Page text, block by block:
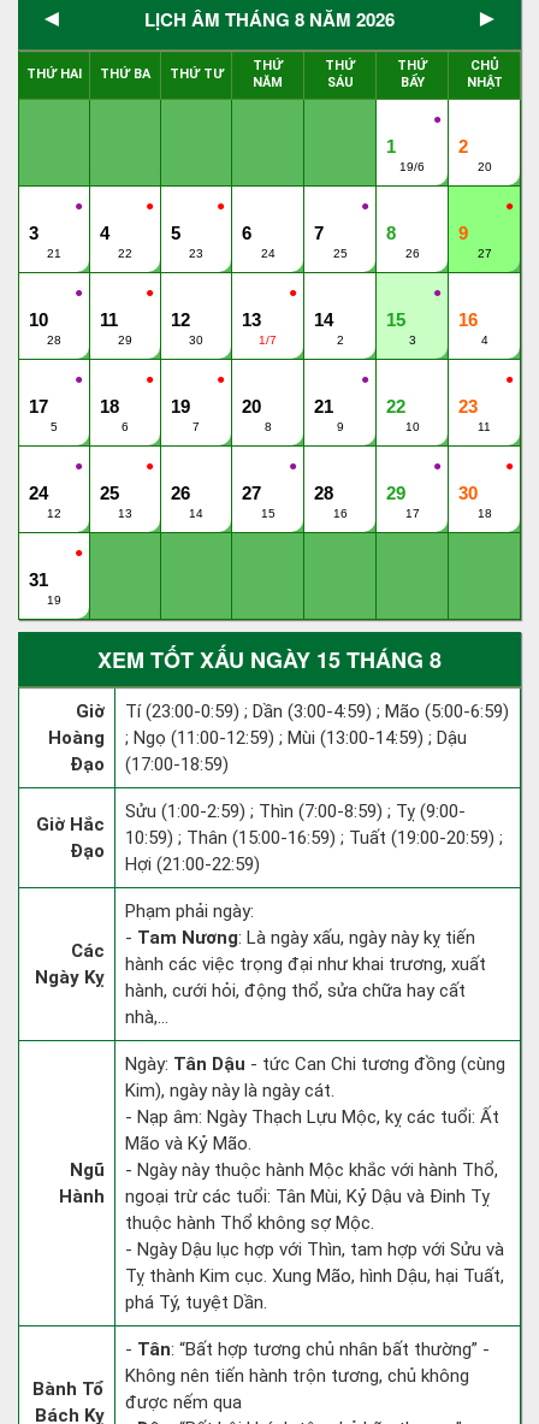
◄ LỊCH ÂM THÁNG 8 NĂM 2026 ►
THỨ HAI THỨ BA THỨ TƯ
THỨ
NĂM
THỨ
SÁU
THỨ
BẨY
CHỦ
NHẬT
●
1
19/6
2
20
●
3
21
●
4
22
●
5
23
6
24
●
7
25
8
26
●
9
27
●
10
28
●
11
29
12
30
●
13
1/7
14
2
●
15
3
16
4
●
17
5
●
18
6
●
19
7
20
8
●
21
9
22
10
●
23
11
●
24
12
●
25
13
26
14
●
27
15
28
16
●
29
17
●
30
18
●
31
19
XEM TỐT XẤU NGÀY 15 THÁNG 8
Giờ
Hoàng
Đạo
Tí (23:00-0:59) ; Dần (3:00-4:59) ; Mão (5:00-6:59)
; Ngọ (11:00-12:59) ; Mùi (13:00-14:59) ; Dậu
(17:00-18:59)
Giờ Hắc
Đạo
Sửu (1:00-2:59) ; Thìn (7:00-8:59) ; Tỵ (9:00-
10:59) ; Thân (15:00-16:59) ; Tuất (19:00-20:59) ;
Hợi (21:00-22:59)
Các
Ngày Kỵ
Phạm phải ngày:
- Tam Nương: Là ngày xấu, ngày này kỵ tiến
hành các việc trọng đại như khai trương, xuất
hành, cưới hỏi, động thổ, sửa chữa hay cất
nhà,...
Ngũ
Hành
Ngày: Tân Dậu - tức Can Chi tương đồng (cùng
Kim), ngày này là ngày cát.
- Nạp âm: Ngày Thạch Lựu Mộc, kỵ các tuổi: Ất
Mão và Kỷ Mão.
- Ngày này thuộc hành Mộc khắc với hành Thổ,
ngoại trừ các tuổi: Tân Mùi, Kỷ Dậu và Đinh Tỵ
thuộc hành Thổ không sợ Mộc.
- Ngày Dậu lục hợp với Thìn, tam hợp với Sửu và
Tỵ thành Kim cục. Xung Mão, hình Dậu, hại Tuất,
phá Tý, tuyệt Dần.
Bành Tổ
Bách Kỵ
- Tân: “Bất hợp tương chủ nhân bất thường” -
Không nên tiến hành trộn tương, chủ không
được nếm qua